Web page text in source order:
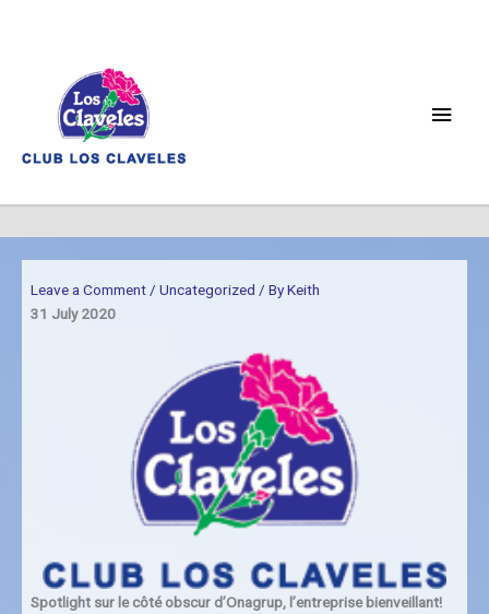
Main
Leave a Comment /Uncategorized / ByKeith
31 July 2020
Spotlight sur le côté obscur d’Onagrup, l’entreprise bienveillant!